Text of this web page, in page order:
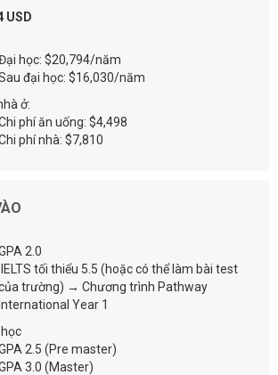
USD
học: $20,794/năm
đại học: $16,030/năm
ở:
phí ăn uống: $4,498
phí nhà: $7,810
2.0
IELTS tối thiểu 5.5 (hoặc có thể làm bài test
trường) → Chương trình Pathway
International Year 1
2.5 (Pre master)
3.0 (Master)